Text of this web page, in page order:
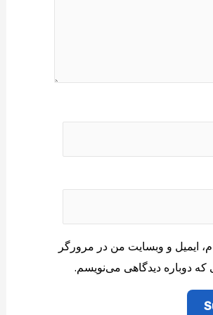
ایمیل و وبسایت من در مرورگر
که دوباره دیدگاهی می‌نویسم.